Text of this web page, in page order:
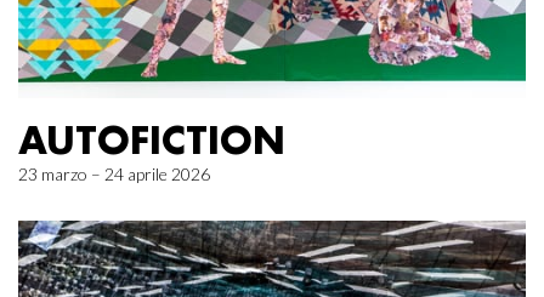
AUTOFICTION
23 marzo – 24 aprile 2026